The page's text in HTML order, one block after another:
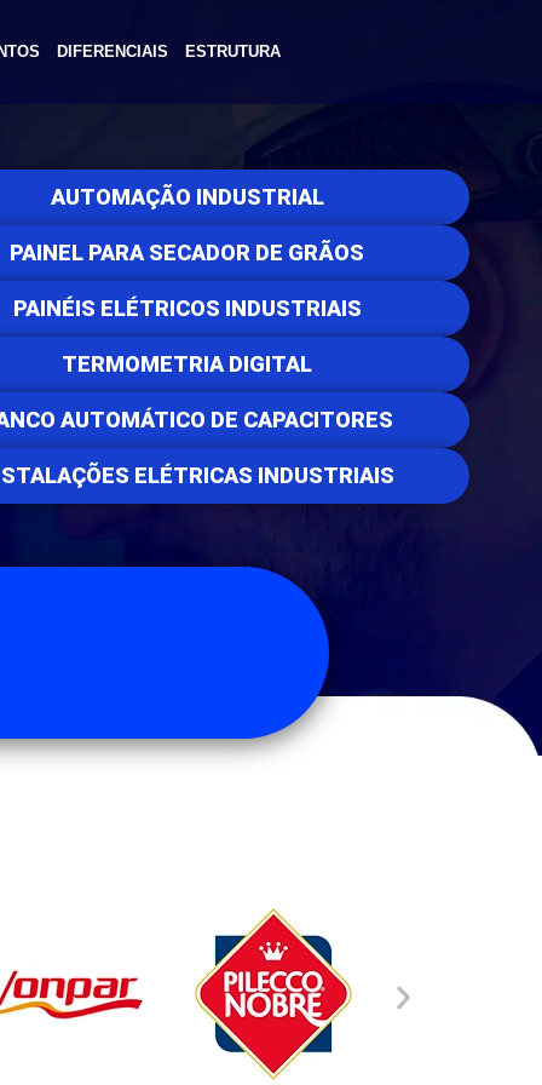
DIFERENCIAIS ESTRUTURA
AUTOMAÇÃO INDUSTRIAL
PAINEL PARA SECADOR DE GRÃOS
PAINÉIS ELÉTRICOS INDUSTRIAIS
TERMOMETRIA DIGITAL
AUTOMÁTICO DE CAPACITORES
ELÉTRICAS INDUSTRIAIS